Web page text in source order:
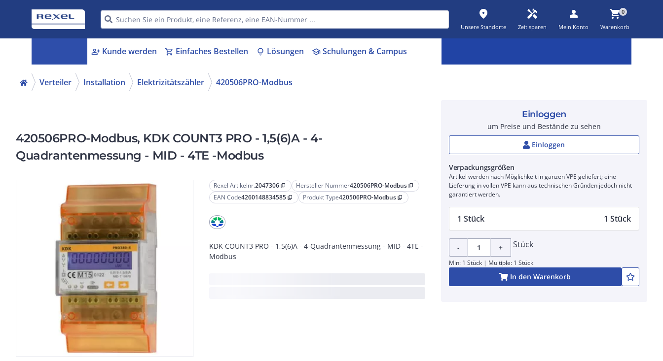
place
Unsere Standorte
handyman
Zeit sparen
person
Mein Konto
shopping_cart0
Warenkorb
person_add Kunde werden shopping_cart Einfaches Bestellen lightbulb Lösungen schoolSchulungen & Campus
Verteiler Installation Elektrizitätszähler 420506PRO-Modbus
420506PRO-Modbus, KDK COUNT3 PRO - 1,5(6)A - 4-
Quadrantenmessung - MID - 4TE -Modbus
Rexel Artikelnr.2047306 content_copy Hersteller Nummer420506PRO-Modbus content_copy
EAN Code4260148834585 content_copy Produkt Type420506PRO-Modbus content_copy
KDK COUNT3 PRO - 1,5(6)A - 4-Quadrantenmessung - MID - 4TE -
Modbus
Einloggen
um Preise und Bestände zu sehen
Einloggen
Verpackungsgrößen
Artikel werden nach Möglichkeit in ganzen VPE geliefert; eine
Lieferung in vollen VPE kann aus technischen Gründen jedoch nicht
garantiert werden.
1 Stück 1 Stück
- + Stück
Min: 1 Stück | Multiple: 1 Stück
In den Warenkorb